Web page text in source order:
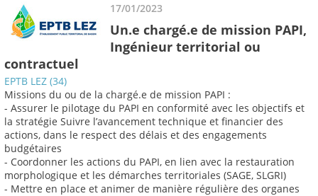
17/01/2023
Un.e chargé.e de mission PAPI,
Ingénieur territorial ou
contractuel
EPTB LEZ (34)
Missions du ou de la chargé.e de mission PAPI :
- Assurer le pilotage du PAPI en conformité avec les objectifs et
la stratégie Suivre l’avancement technique et financier des
actions, dans le respect des délais et des engagements
budgétaires
- Coordonner les actions du PAPI, en lien avec la restauration
morphologique et les démarches territoriales (SAGE, SLGRI)
- Mettre en place et animer de manière régulière des organes